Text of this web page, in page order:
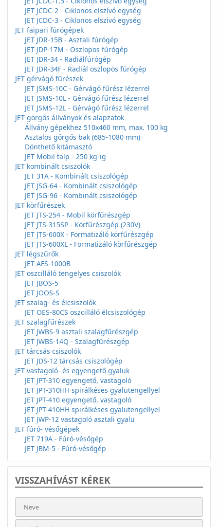
JET JCDC-2 - Ciklonos elszívó egység
JET JCDC-3 - Ciklonos elszívó egység
JET faipari fúrógépek
JET JDR-15B - Asztali fúrógép
JET JDP-17M - Oszlopos fúrógép
JET JDR-34 - Radiálfúrógép
JET JDR-34F - Radiál oszlopos fúrógép
JET gérvágó fűrészek
JET JSMS-10C - Gérvágó fűrész lézerrel
JET JSMS-10L - Gérvágó fűrész lézerrel
JET JSMS-12L - Gérvágó fűrész lézerrel
JET görgős állványok és alapzatok
Állvány gépekhez 510x460 mm, max. 100 kg
Asztalos görgős bak (685-1080 mm)
Dönthető kitámasztó
JET Mobil talp - 250 kg-ig
JET kombinált csiszolók
JET 31A - Kombinált csiszológép
JET JSG-64 - Kombinált csiszológép
JET JSG-96 - Kombinált csiszológép
JET körfűrészek
JET JTS-254 - Mobil körfűrészgép
JET JTS-315SP - Körfűrészgép (230V)
JET JTS-600X - Formatizáló körfűrészgép
JET JTS-600XL - Formatizáló körfűrészgép
JET légszűrők
JET AFS-1000B
JET oszcilláló tengelyes csiszolók
JET JBOS-5
JET JOOS-S
JET szalag- és élcsiszolók
JET OES-80CS oszcilláló élcsiszológép
JET szalagfűrészek
JET JWBS-9 asztali szalagfűrészgép
JET JWBS-14Q - Szalagfűrészgép
JET tárcsás csiszolók
JET JDS-12 tárcsás csiszológép
JET vastagoló- és egyengető gyaluk
JET JPT-310 egyengető, vastagoló
JET JPT-310HH spirálkéses gyalutengellyel
JET JPT-410 egyengető, vastagoló
JET JPT-410HH spirálkéses gyalutengellyel
JET JWP-12 vastagoló asztali gyalu
JET fúró- vésőgépek
JET 719A - Fúró-vésőgép
JET JBM-5 - Fúró-vésőgép
VISSZAHÍVÁST KÉREK